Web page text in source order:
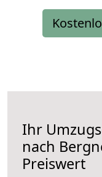
Ihr
nach
Preiswert